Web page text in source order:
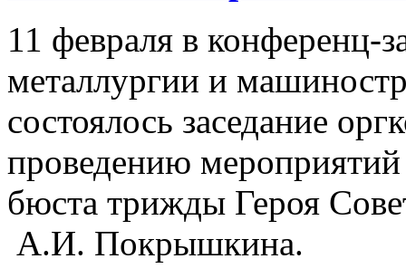
11 февраля в конференц-
металлургии и
состоялось заседание
проведению
бюста трижды Героя
А.И. Покрышкина.